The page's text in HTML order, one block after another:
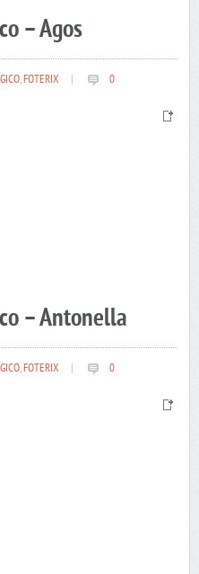
– Agos
,FOTERIX 0
– Antonella
,FOTERIX 0